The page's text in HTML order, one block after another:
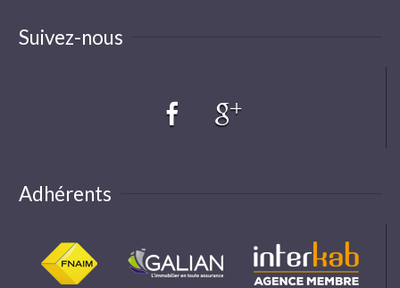
Suivez-nous
Adhérents